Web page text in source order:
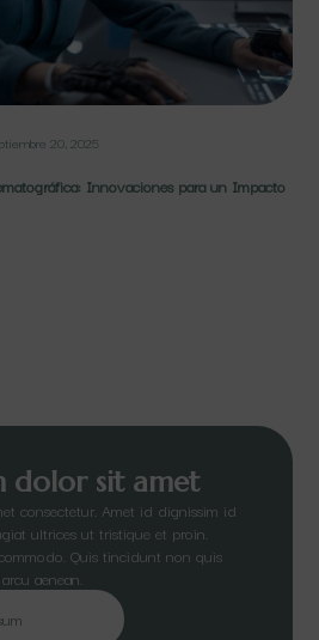
20, 2025
Innovaciones para un Impacto
dolor sit amet
consectetur. Amet id dignissim id
ultrices ut tristique et proin.
Quis tincidunt non quis
aenean.